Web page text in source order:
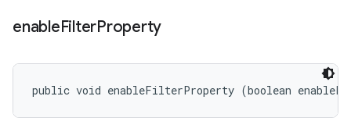
enableFilterProperty
public void enableFilterProperty (boolean